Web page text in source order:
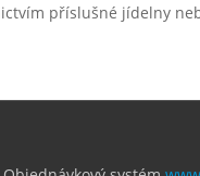
příslušné jídelny